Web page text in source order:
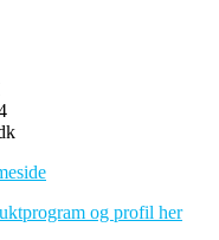
og profil her